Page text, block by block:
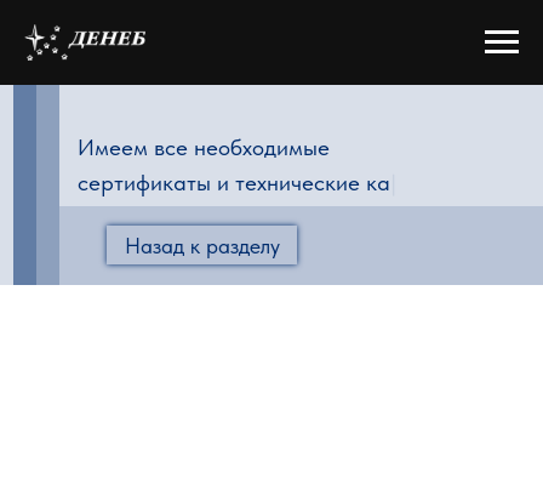
Имеем все необходимые
сертификаты и технические каталог
Назад к разделу